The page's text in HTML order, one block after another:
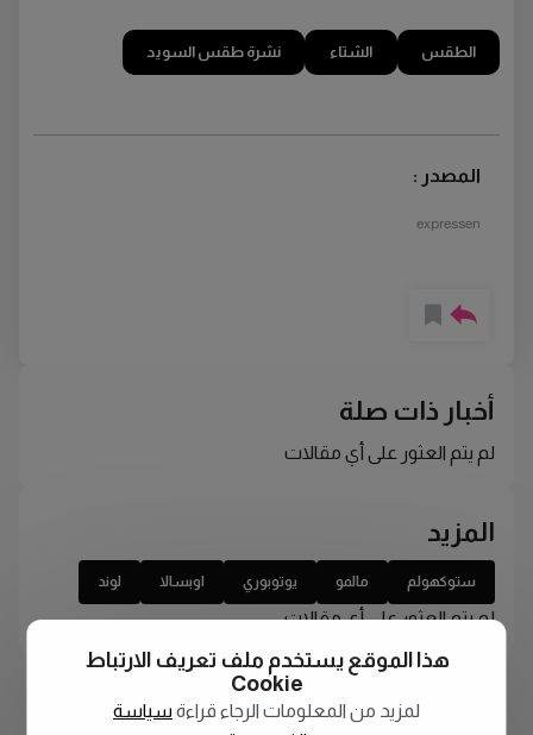
الطقس الشتاء نشرة طقس السويد
المصدر :
expressen
أخبار ذات صلة
لم يتم العثور على أي مقالات
المزيد
ستوكهولم مالمو يوتوبوري اوبسالا لوند
لم يتم العثور على أي مقالات
هذا الموقع يستخدم ملف تعريف الارتباط
Cookie
لمزيد من المعلومات الرجاء قراءة سياسة